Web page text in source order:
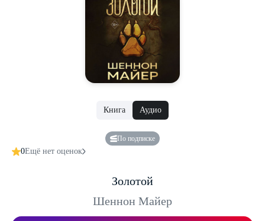
Книга Аудио
По подписке
0Ещё нет оценок
Золотой
Шеннон Майер